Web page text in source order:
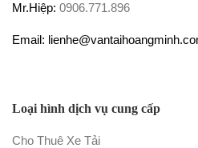
Mr.Hiệp: 0906.771.896
Email:
Loại hình dịch vụ cung cấp
Cho Thuê Xe Tải